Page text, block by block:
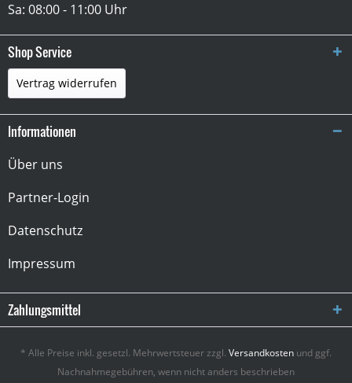
Sa: 08:00 - 11:00 Uhr
Shop Service
Vertrag widerrufen
Informationen
Über uns
Partner-Login
Datenschutz
Impressum
Zahlungsmittel
* Alle Preise inkl. gesetzl. Mehrwertsteuer zzgl. Versandkosten und ggf.
Nachnahmegebühren, wenn nicht anders beschrieben